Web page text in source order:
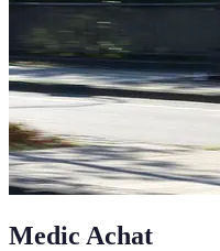
Medic Achat